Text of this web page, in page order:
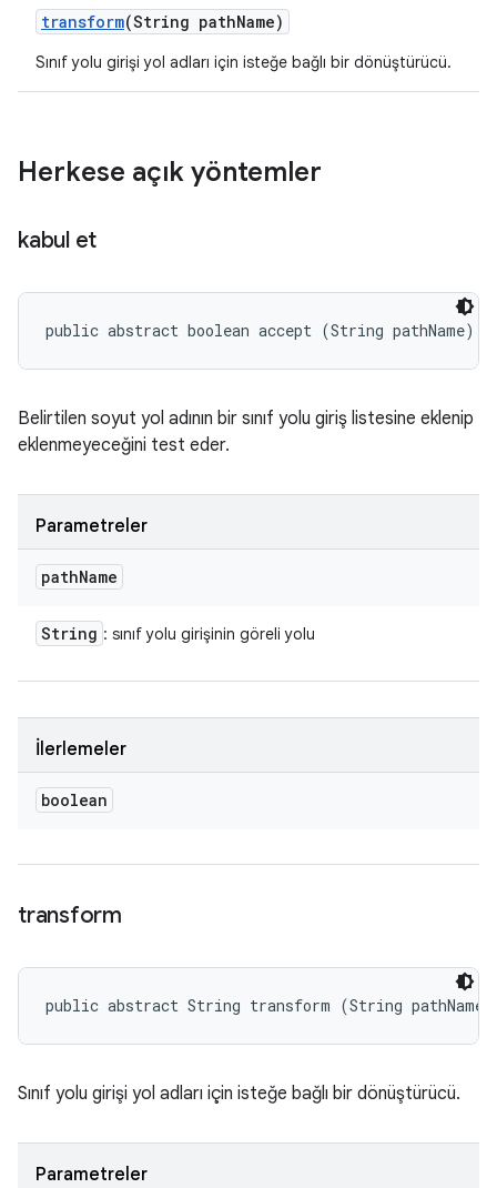
transform(String pathName)
Sınıf yolu girişi yol adları için isteğe bağlı bir dönüştürücü.
Herkese açık yöntemler
kabul et
public abstract boolean accept (String pathName)
Belirtilen soyut yol adının bir sınıf yolu giriş listesine eklenip
eklenmeyeceğini test eder.
Parametreler
pathName
String : sınıf yolu girişinin göreli yolu
İlerlemeler
boolean
transform
public abstract String transform (String pathName)
Sınıf yolu girişi yol adları için isteğe bağlı bir dönüştürücü.
Parametreler